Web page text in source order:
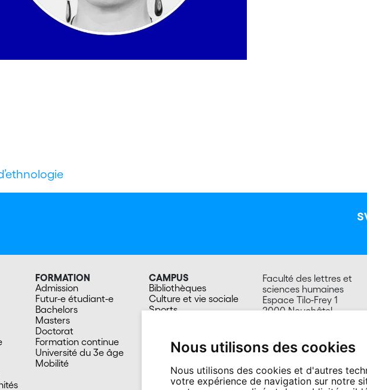
Nous utilisons des cookies
Nous utilisons des cookies et d'autres
votre expérience de navigation sur notre
FORMATION
Admission
Futur-e étudiant-e
Bachelors
Masters
Doctorat
Formation continue
Université du 3e âge
Mobilité
CAMPUS
Bibliothèques
Culture et vie sociale
Sports
En images
Faculté des lettres et
sciences humaines
Espace Tilo-Frey 1
2000 Neuchâtel